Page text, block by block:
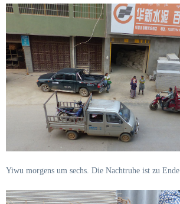
Yiwu morgens um sechs. Die Nachtruhe ist zu Ende.